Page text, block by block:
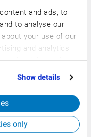
and ads, to
to analyse our
your use of our
and analytics
other information
they’ve collected
Show details
only
varten